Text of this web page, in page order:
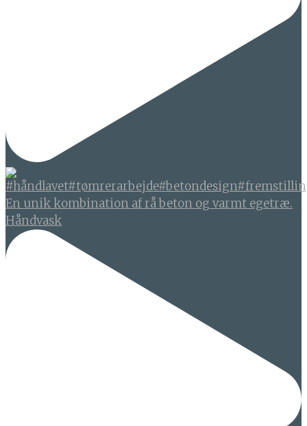
En unik kombination af rå beton og varmt egetræ.
Håndvask